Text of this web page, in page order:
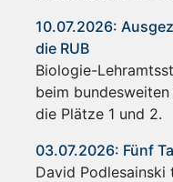
(current)
10.07.2026:
die RUB
Biologie-
beim
die Plätze 1 und 2.
03.07.2026: Fünf
David